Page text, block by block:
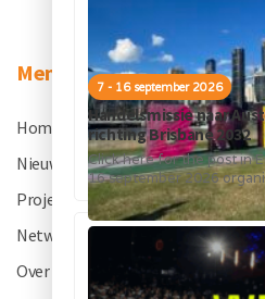
7 - 16 september 2026
Handelsmissie naar
richting Brisbane 2032
Click here for the post in
16 september 2026
Forum in...
Menu
Home
Nieuws
Projecten
Netwerk
Over OSF